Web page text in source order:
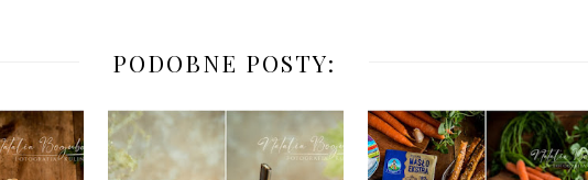
PODOBNE POSTY: